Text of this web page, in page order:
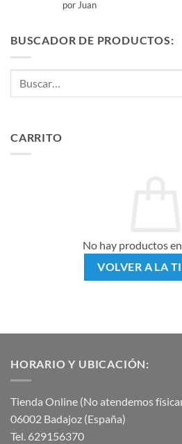
Valorado
con
por Juan
BUSCADOR DE PRODUCTOS:
CARRITO
No hay productos
VOLVER A LA
HORARIO Y UBICACIÓN:
Tienda Online (No atendemos
06002 Badajoz (España)
Tel. 629156370